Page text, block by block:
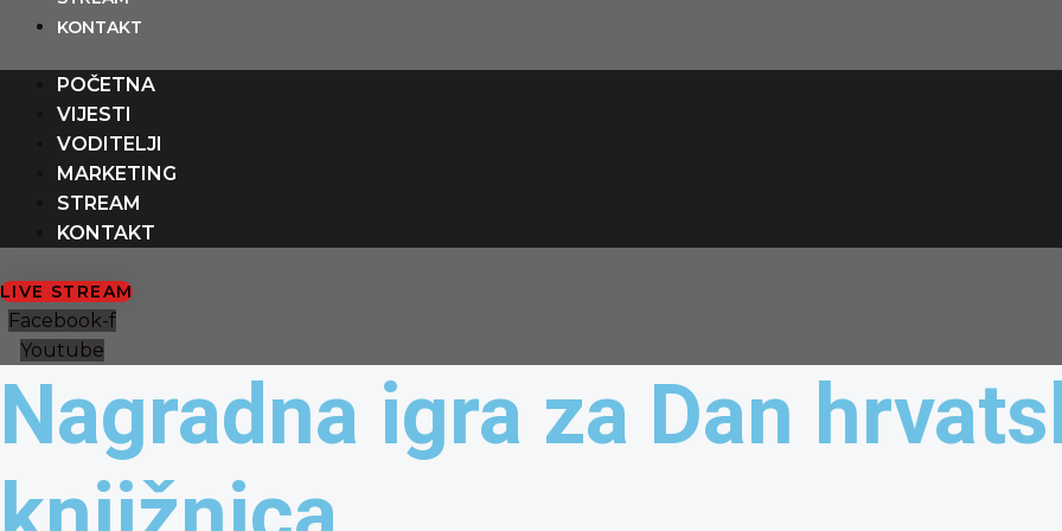
sadržaj
KONTAKT
POČETNA
VIJESTI
VODITELJI
MARKETING
STREAM
KONTAKT
LIVE STREAM
Facebook-f
Youtube
Nagradna igra za Dan